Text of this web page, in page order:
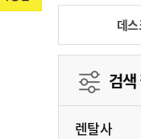
데
검
렌탈사